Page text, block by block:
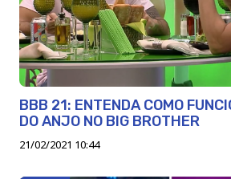
BBB 21: ENTENDA COMO
DO ANJO NO BIG BROTHER
21/02/2021 10:44